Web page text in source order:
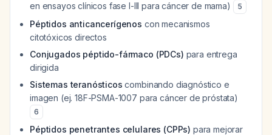
en ensayos clínicos fase I-III para cáncer de mama)
5
Péptidos anticancerígenos con mecanismos
citotóxicos directos
Conjugados péptido-fármaco (PDCs) para entrega
dirigida
Sistemas teranósticos combinando diagnóstico e
imagen (ej. 18F-PSMA-1007 para cáncer de próstata)
6
Péptidos penetrantes celulares (CPPs) para mejorar